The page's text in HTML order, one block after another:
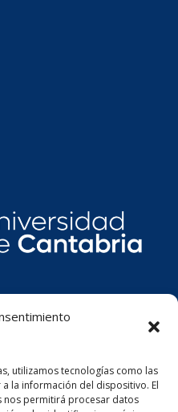
utilizamos tecnologías como las
la información del dispositivo. El
nos permitirá procesar datos